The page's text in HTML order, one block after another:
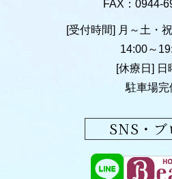
FAX：0944-
[受付時間] 月～土・
14:00～
[休療日] 日
駐車場完
SNS・ブ